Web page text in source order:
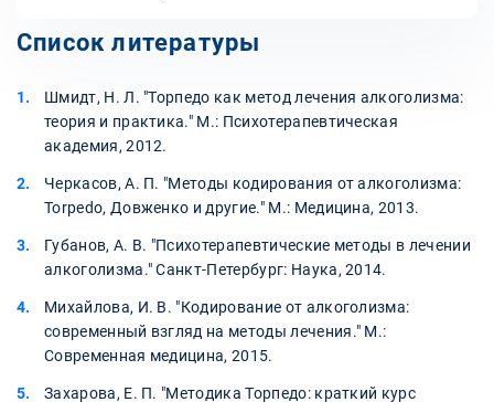
Список литературы
Шмидт, Н. Л. "Торпедо как метод лечения алкоголизма:
теория и практика." М.: Психотерапевтическая
академия, 2012.
Черкасов, А. П. "Методы кодирования от алкоголизма:
Torpedo, Довженко и другие." М.: Медицина, 2013.
Губанов, А. В. "Психотерапевтические методы в лечении
алкоголизма." Санкт-Петербург: Наука, 2014.
Михайлова, И. В. "Кодирование от алкоголизма:
современный взгляд на методы лечения." М.:
Современная медицина, 2015.
Захарова, Е. П. "Методика Торпедо: краткий курс